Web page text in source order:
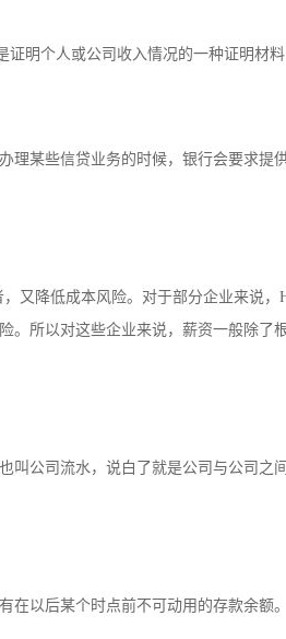
明个人或公司收入情况的一种证明材
某些信贷业务的时候，银行会要求提
又降低成本风险。对于部分企业来说
所以对这些企业来说，薪资一般除了
公司流水，说白了就是公司与公司之
以后某个时点前不可动用的存款余额